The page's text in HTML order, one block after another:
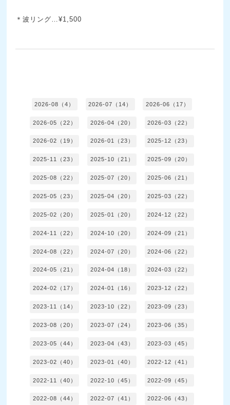
＊波リング…¥1,500
2026-08（4） 2026-07（14） 2026-06（17）
2026-05（22） 2026-04（20） 2026-03（22）
2026-02（19） 2026-01（23） 2025-12（23）
2025-11（23） 2025-10（21） 2025-09（20）
2025-08（22） 2025-07（20） 2025-06（21）
2025-05（23） 2025-04（20） 2025-03（22）
2025-02（20） 2025-01（20） 2024-12（22）
2024-11（22） 2024-10（20） 2024-09（21）
2024-08（22） 2024-07（20） 2024-06（22）
2024-05（21） 2024-04（18） 2024-03（22）
2024-02（17） 2024-01（16） 2023-12（22）
2023-11（14） 2023-10（22） 2023-09（23）
2023-08（20） 2023-07（24） 2023-06（35）
2023-05（44） 2023-04（43） 2023-03（45）
2023-02（40） 2023-01（40） 2022-12（41）
2022-11（40） 2022-10（45） 2022-09（45）
2022-08（44） 2022-07（41） 2022-06（43）